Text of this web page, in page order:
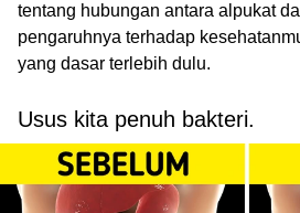
tentang hubungan antara alpukat
pengaruhnya terhadap
yang dasar terlebih dulu.
Usus kita penuh bakteri.